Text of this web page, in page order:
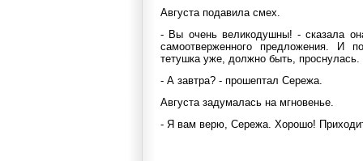
Августа подавила смех.
- Вы очень великодушны! - сказала
самоотверженного предложения.
тетушка уже, должно быть,
- А завтра? - прошептал Сережа.
Августа задумалась на мгновенье.
- Я вам верю, Сережа. Хорошо!